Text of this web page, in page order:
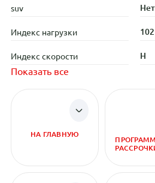
suv Нет
Индекс нагрузки 102
Индекс скорости H
Показать все
НА ГЛАВНУЮ